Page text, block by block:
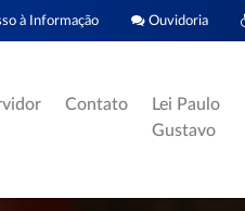
Ouvidoria
à Informação
Contato
Lei Paulo
Gustavo